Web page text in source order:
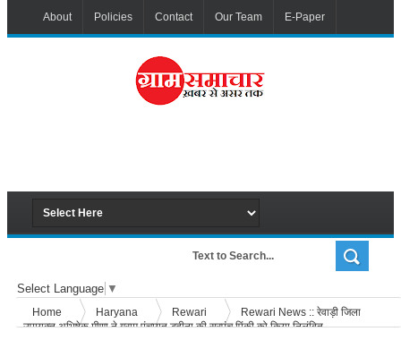
About Policies Contact Our Team E-Paper
Select Language ▼
Home Haryana Rewari
Rewari News :: रेवाड़ी जिला
उपायुक्त अभिषेक मीणा ने ग्राम पंचायत डहीना की सरपंच पिंकी को किया निलंबित